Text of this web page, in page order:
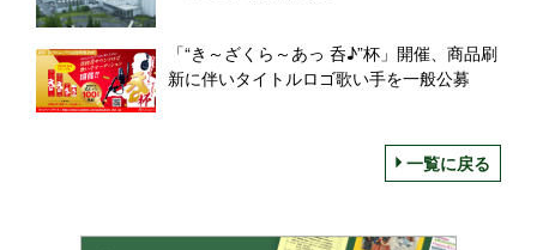
「“き～ざくら～あっ 呑♪”杯」開催、商品刷
新に伴いタイトルロゴ歌い手を一般公募
一覧に戻る